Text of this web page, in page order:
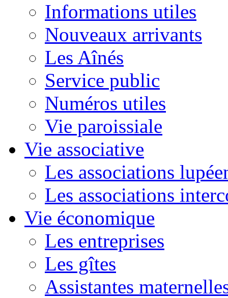
Informations utiles
Nouveaux arrivants
Les Aînés
Service public
Numéros utiles
Vie paroissiale
Vie associative
Les associations
Les associations
Vie économique
Les entreprises
Les gîtes
Assistantes